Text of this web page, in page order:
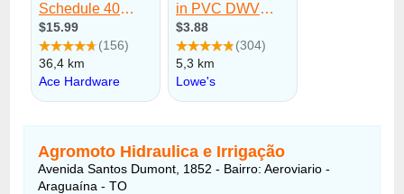
Agromoto Hidraulica e Irrigação
Avenida Santos Dumont, 1852 - Bairro: Aeroviario -
Araguaína - TO